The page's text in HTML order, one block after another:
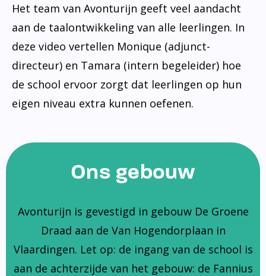
Het team van Avonturijn geeft veel aandacht
aan de taalontwikkeling van alle leerlingen. In
deze video vertellen Monique (adjunct-
directeur) en Tamara (intern begeleider) hoe
de school ervoor zorgt dat leerlingen op hun
eigen niveau extra kunnen oefenen.
Ons gebouw
Avonturijn is gevestigd in gebouw De Groene
Draad aan de Van Hogendorplaan in
Vlaardingen. Let op: de ingang van de school is
aan de achterzijde van het gebouw: de Fannius